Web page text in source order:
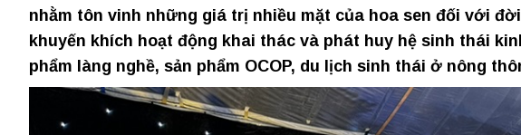
nhằm tôn vinh những giá trị nhiều mặt của hoa sen đối với
khuyến khích hoạt động khai thác và phát huy hệ sinh thái
phẩm làng nghề, sản phẩm OCOP, du lịch sinh thái ở nông